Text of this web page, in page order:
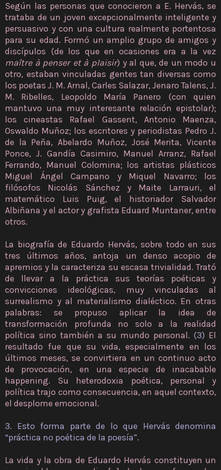
Según las personas que conocieron a E. Hervás, se
trataba de un joven excepcionalmente inteligente y
persuasivo y con una cultura realmente portentosa
para su edad. Formó un amplio grupo de amigos y
discípulos (de los que en ocasiones era a la vez
maître à penser et à plaisir) y al que, de un modo u
otro, estaban vinculadas gentes tan diversas como
los poetas J. M. Arnal, Carles Salazar, Jenaro Talens, J.
M. Ribelles, Leopoldo María Panero (con quien
mantuvo una muy interesante relación epistolar);
los cineastas Rafael Gassent, Antonio Maenza,
Oswaldo Muñoz; los escritores y periodistas Pedro J.
de la Peña, Abelardo Muñoz, José Merita, Vicente
Ponce, J. Gandía Casimiro, Manuel Arranz, Rafael
Ferrando, Manuel Colomina; los artistas plásticos
Miguel Ángel Campano y Miquel Navarro; los
filósofos Nicolás Sánchez y Maite Larrauri, el
matemático Luis Puig, el historiador Salvador
Albiñana y el actor y grafista Eduard Muntaner, entre
otros.
La biografía de Eduardo Hervás, sobre todo en sus
tres últimos años, antoja un denso acopio de
apremios y la caracteriza su escasa trivialidad. Trató
de llevar a la práctica sus teorías poéticas y
convicciones ideológicas, muy vinculadas al
surrealismo y al materialismo dialéctico. En otras
palabras: se propuso aplicar la idea de
transformación profunda no solo a la realidad
política sino también a su mundo personal. (3) El
resultado fue que su vida, especialmente en los
últimos meses, se convirtiera en un continuo acto
de provocación, en una especie de inacabable
happening. Su heterodoxia poética, personal y
política trajo como consecuencia, en aquel contexto,
el desplome emocional.
3. Esto forma parte de lo que Hervás denomina
“práctica no poética de la poesía”.
La vida y la obra de Eduardo Hervás constituyen un